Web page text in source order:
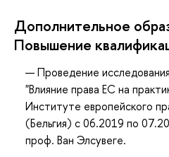
Дополнительное
Повышение
Проведение
"Влияние права ЕС на
Институте европейского
(Бельгия) с 06.2019 по
проф. Ван Элсувеге.